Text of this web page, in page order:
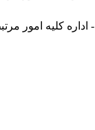
- اداره كليه امور